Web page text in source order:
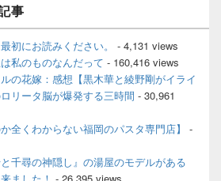
事
初にお読みください。
- 4,131 views
私のものなんだって - 160,416 views
の花嫁：感想【黒木華と綾野剛がイライ
リータ脳が爆発する三時間 - 30,961
全くわからない福岡のパスタ専門店】
-
千尋の神隠し』の湯屋のモデルがある